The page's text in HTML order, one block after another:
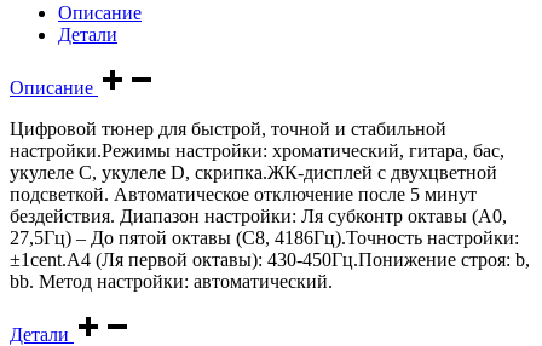
Описание
Детали
Описание
Цифровой тюнер для быстрой, точной и стабильной
настройки.Режимы настройки: хроматический, гитара, бас,
укулеле С, укулеле D, скрипка.ЖК-дисплей с двухцветной
подсветкой. Автоматическое отключение после 5 минут
бездействия. Диапазон настройки: Ля субконтр октавы (A0,
27,5Гц) – До пятой октавы (С8, 4186Гц).Точность настройки:
±1cent.А4 (Ля первой октавы): 430-450Гц.Понижение строя: b,
bb. Метод настройки: автоматический.
Детали